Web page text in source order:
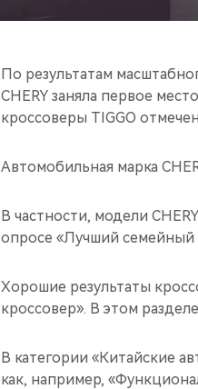
По результатам
CHERY заняла первое
кроссоверы TIGGO
Автомобильная марка
В частности, модели
опросе «Лучший семейный
Хорошие результаты
кроссовер». В этом
В категории «Китайские
как, например,